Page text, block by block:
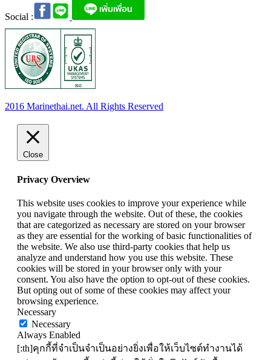
Social :
2016 Marinethai.net. All Rights Reserved
Close
Privacy Overview
This website uses cookies to improve your experience while
you navigate through the website. Out of these, the cookies
that are categorized as necessary are stored on your browser
as they are essential for the working of basic functionalities of
the website. We also use third-party cookies that help us
analyze and understand how you use this website. These
cookies will be stored in your browser only with your
consent. You also have the option to opt-out of these cookies.
But opting out of some of these cookies may affect your
browsing experience.
Necessary
Necessary
Always Enabled
[:th]คุกกี้ที่จำเป็นจำเป็นอย่างยิ่งเพื่อให้เว็บไซต์ทำงานได้